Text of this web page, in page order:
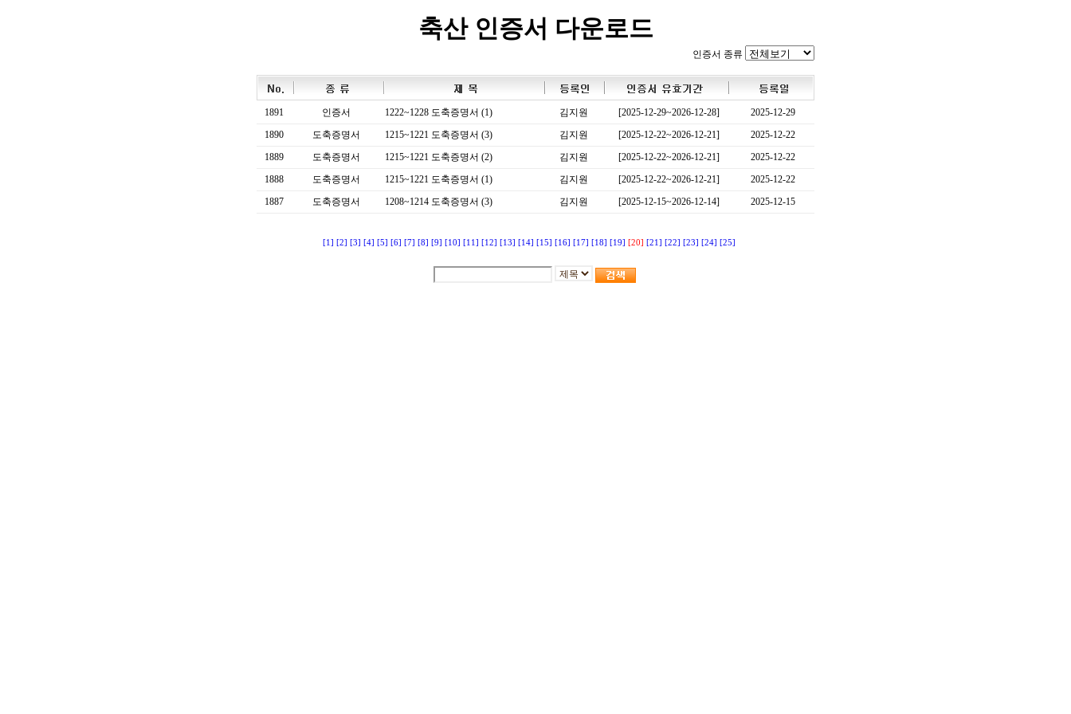
축산 인증서 다운로드
인증서 종류
1891 인증서 1222~1228 도축증명서 (1) 김지원 [2025-12-29~2026-12-28]
2025-12-29
1890
도축증명서 1215~1221 도축증명서 (3) 김지원 [2025-12-22~2026-12-21]
2025-12-22
1889
도축증명서 1215~1221 도축증명서 (2) 김지원 [2025-12-22~2026-12-21]
2025-12-22
1888
도축증명서 1215~1221 도축증명서 (1) 김지원 [2025-12-22~2026-12-21]
2025-12-22
1887
도축증명서 1208~1214 도축증명서 (3) 김지원 [2025-12-15~2026-12-14] 2025-12-15
[1] [2] [3] [4] [5] [6] [7] [8] [9] [10] [11] [12] [13] [14] [15] [16] [17] [18] [19] [20] [21] [22] [23] [24] [25]